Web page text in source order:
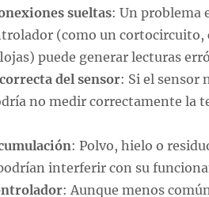
sueltas: Un problema
(como un
puede generar lecturas
del sensor: Si el sensor
no medir correctamente la
: Polvo, hielo o
interferir con su
: Aunque menos